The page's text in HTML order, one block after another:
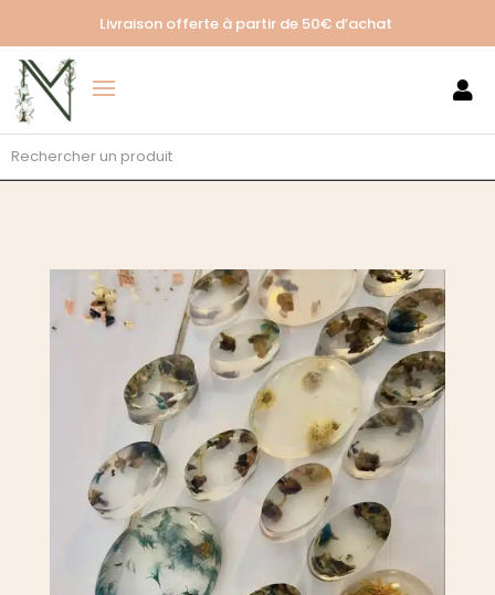
Livraison offerte à partir de 50€ d’achat
